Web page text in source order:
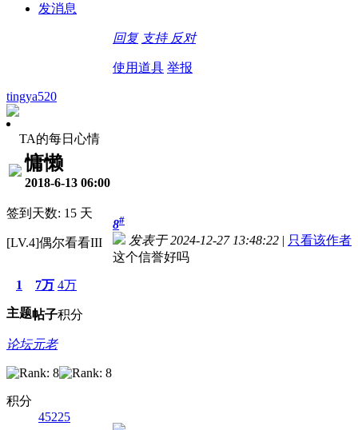
发消息
回复 支持 反对
使用道具 举报
tingya520
TA的每日心情
慵懒
2018-6-13 06:00
签到天数: 15 天
[LV.4]偶尔看看III
1
主题
7万
帖子
4万
积分
论坛元老
积分
45225
8#
发表于 2024-12-27 13:48:22 | 只看该作者
这个信誉好吗